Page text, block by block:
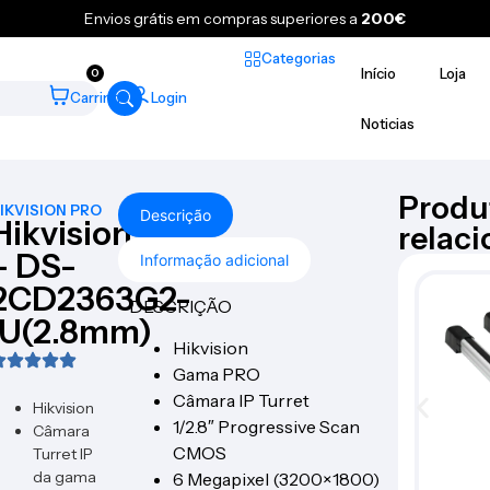
Envios grátis em compras superiores a 200€
0
Carrinho Login
Categorias
Início
Loja
Noticias
PRO
DS-
Hikvision
Câmara
Turret IP
da gama
Descrição
Informação adicional
DESCRIÇÃO
Hikvision
Gama PRO
Câmara IP Turret
1/2.8″ Progressive Scan
CMOS
6 Megapixel (3200×1800)